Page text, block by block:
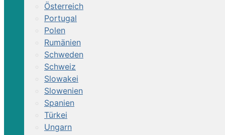
Österreich
Portugal
Polen
Rumänien
Schweden
Schweiz
Slowakei
Slowenien
Spanien
Türkei
Ungarn